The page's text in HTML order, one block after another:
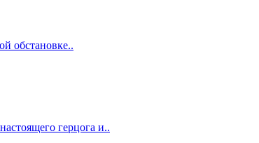
обстановке..
герцога и..